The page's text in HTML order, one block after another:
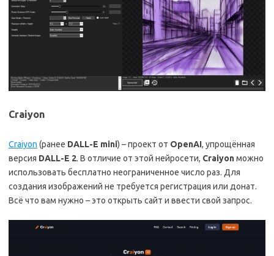
Craiyon
Craiyon (ранее DALL-E mini) – проект от OpenAI, упрощённая
версия DALL-E 2. В отличие от этой нейросети, Craiyonможно
использовать бесплатно неограниченное число раз. Для
создания изображений не требуется регистрация или донат.
Всё что вам нужно – это открыть сайт и ввести свой запрос.